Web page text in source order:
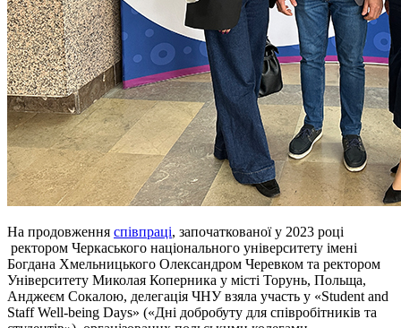
На продовження співпраці, започаткованої у 2023 році
ректором Черкаського національного університету імені
Богдана Хмельницького Олександром Черевком та ректором
Університету Миколая Коперника у місті Торунь, Польща,
Анджеєм Сокалою, делегація ЧНУ взяла участь у «Student and
Staff Well-being Days» («Дні добробуту для співробітників та